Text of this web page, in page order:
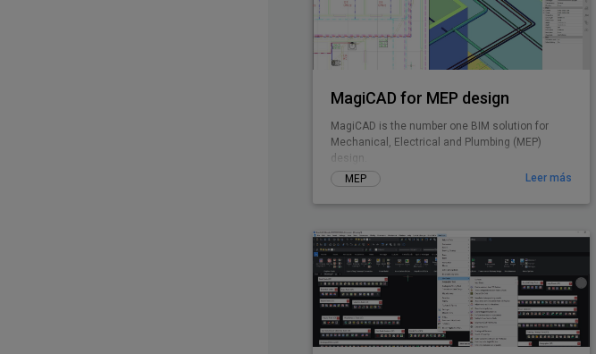
MagiCAD for MEP design
MagiCAD is the number one BIM solution for
Mechanical, Electrical and Plumbing (MEP)
design.
MEP
Leer más